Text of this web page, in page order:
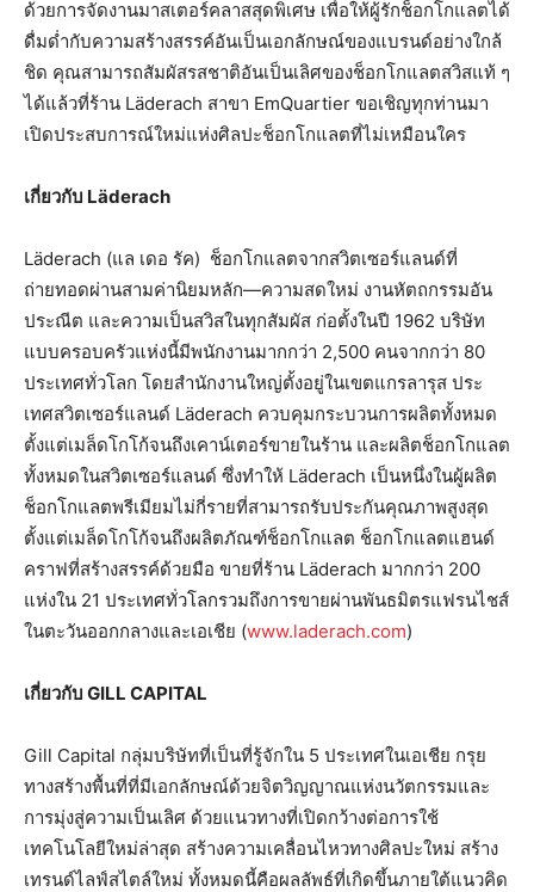
ด้วยการจัดงานมาสเตอร์คลาสสุดพิเศษ เพื่อให้ผู้รักช็อกโกแลตได้
ดื่มด่ำกับความสร้างสรรค์อันเป็นเอกลักษณ์ของแบรนด์อย่างใกล้
ชิด คุณสามารถสัมผัสรสชาติอันเป็นเลิศของช็อกโกแลตสวิสแท้ ๆ
ได้แล้วที่ร้าน Läderach สาขา EmQuartier ขอเชิญทุกท่านมา
เปิดประสบการณ์ใหม่แห่งศิลปะช็อกโกแลตที่ไม่เหมือนใคร
เกี่ยวกับ Läderach
Läderach (แล เดอ รัค) ช็อกโกแลตจากสวิตเซอร์แลนด์ที่
ถ่ายทอดผ่านสามค่านิยมหลัก—ความสดใหม่ งานหัตถกรรมอัน
ประณีต และความเป็นสวิสในทุกสัมผัส ก่อตั้งในปี 1962 บริษัท
แบบครอบครัวแห่งนี้มีพนักงานมากกว่า 2,500 คนจากกว่า 80
ประเทศทั่วโลก โดยสำนักงานใหญ่ตั้งอยู่ในเขตแกรลารุส ประ
เทศสวิตเซอร์แลนด์ Läderach ควบคุมกระบวนการผลิตทั้งหมด
ตั้งแต่เมล็ดโกโก้จนถึงเคาน์เตอร์ขายในร้าน และผลิตช็อกโกแลต
ทั้งหมดในสวิตเซอร์แลนด์ ซึ่งทำให้ Läderach เป็นหนึ่งในผู้ผลิต
ช็อกโกแลตพรีเมียมไม่กี่รายที่สามารถรับประกันคุณภาพสูงสุด
ตั้งแต่เมล็ดโกโก้จนถึงผลิตภัณฑ์ช็อกโกแลต ช็อกโกแลตแฮนด์
คราฟที่สร้างสรรค์ด้วยมือ ขายที่ร้าน Läderach มากกว่า 200
แห่งใน 21 ประเทศทั่วโลกรวมถึงการขายผ่านพันธมิตรแฟรนไชส์
ในตะวันออกกลางและเอเชีย (www.laderach.com)
เกี่ยวกับ GILL CAPITAL
Gill Capital กลุ่มบริษัทที่เป็นที่รู้จักใน 5 ประเทศในเอเชีย กรุย
ทางสร้างพื้นที่ที่มีเอกลักษณ์ด้วยจิตวิญญาณแห่งนวัตกรรมและ
การมุ่งสู่ความเป็นเลิศ ด้วยแนวทางที่เปิดกว้างต่อการใช้
เทคโนโลยีใหม่ล่าสุด สร้างความเคลื่อนไหวทางศิลปะใหม่ สร้าง
เทรนด์ไลฟ์สไตล์ใหม่ ทั้งหมดนี้คือผลลัพธ์ที่เกิดขึ้นภายใต้แนวคิด